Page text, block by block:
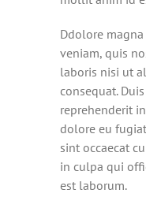
Ddolore
veniam, quis
laboris nisi ut
consequat.
reprehenderit
dolore eu
sint occaecat
in culpa qui
est laborum.